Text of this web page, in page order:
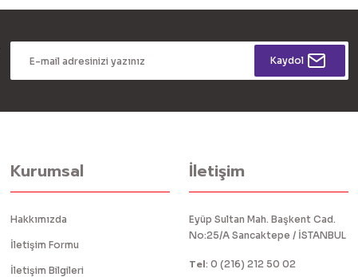
Kaydol
Kurumsal
Hakkımızda
İletişim Formu
İletişim Bilgileri
İletişim
Eyüp Sultan Mah. Başkent Cad.
No:25/A Sancaktepe / İSTANBUL
Tel: 0 (216) 212 50 02